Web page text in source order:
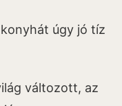
úgy jó tíz
változott, az